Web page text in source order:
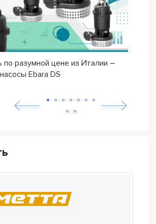
разумной цене из Италии –
Ebara DS